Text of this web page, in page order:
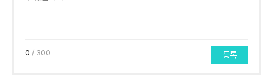
0 / 300 등록